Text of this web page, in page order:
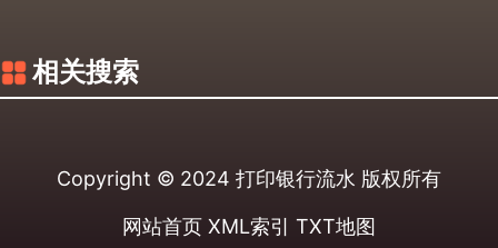
相关搜索
Copyright © 2024 打印银行流水 版权所有
网站首页 XML索引 TXT地图